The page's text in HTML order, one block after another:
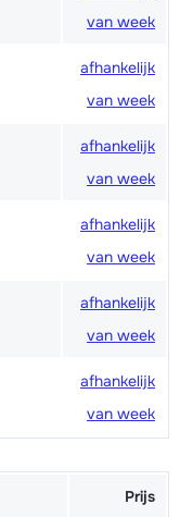
van week
afhankelijk
van week
afhankelijk
van week
afhankelijk
van week
afhankelijk
van week
afhankelijk
van week
Prijs